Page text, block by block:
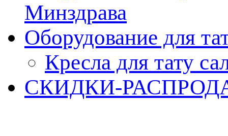
Минздрава
Оборудование для
Кресла для тату
СКИДКИ-